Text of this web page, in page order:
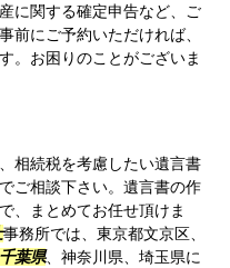
に関する確定申告など、ご
前にご予約いただければ、
。お困りのことがございま
相続税を考慮したい遺言書
ご相談下さい。遺言書の作
、まとめてお任せ頂けま
事務所では、東京都文京区、
千葉県、神奈川県、埼玉県に